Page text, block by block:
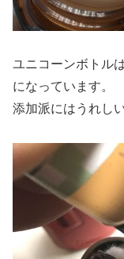
ユニコーンボトル
になっています。
添加派にはうれし